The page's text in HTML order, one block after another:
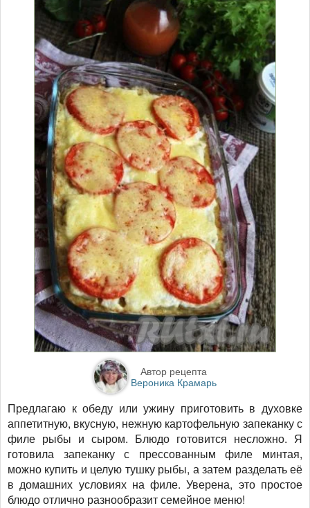
Автор рецепта
Вероника Крамарь
Предлагаю к обеду или ужину приготовить в духовке
аппетитную, вкусную, нежную картофельную запеканку с
филе рыбы и сыром. Блюдо готовится несложно. Я
готовила запеканку с прессованным филе минтая,
можно купить и целую тушку рыбы, а затем разделать её
в домашних условиях на филе. Уверена, это простое
блюдо отлично разнообразит семейное меню!